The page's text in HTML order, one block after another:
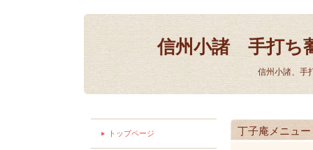
信州小諸 手打ち
信州小諸、手
丁子庵メニュー
トップページ